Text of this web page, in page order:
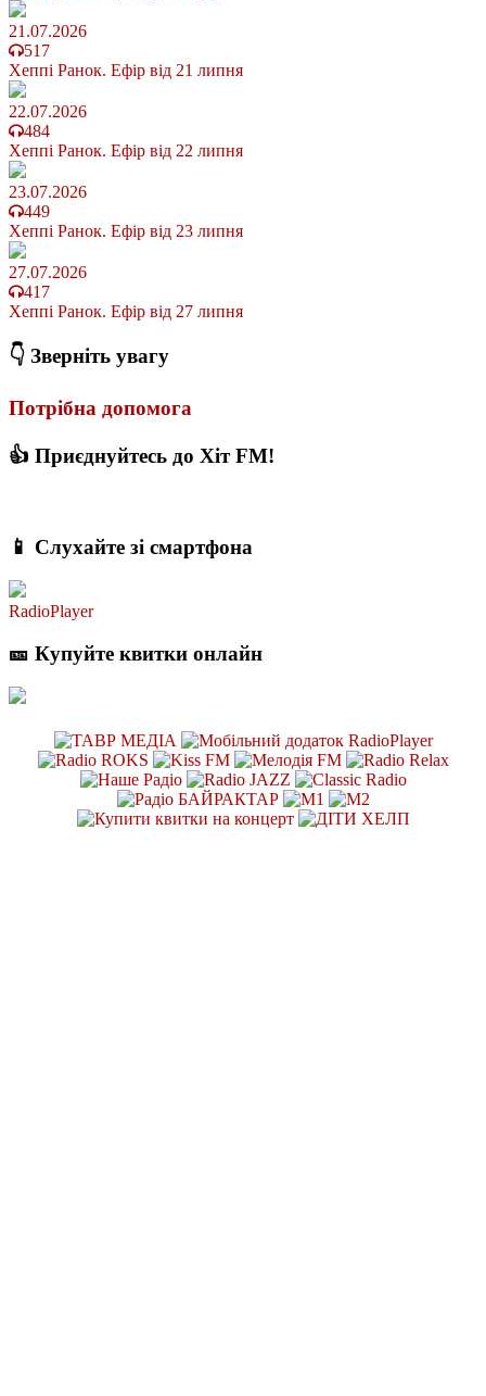
21.07.2026
517
Хеппі Ранок. Ефір від 21 липня
22.07.2026
484
Хеппі Ранок. Ефір від 22 липня
23.07.2026
449
Хеппі Ранок. Ефір від 23 липня
27.07.2026
417
Хеппі Ранок. Ефір від 27 липня
👇 Зверніть увагу
Потрібна допомога
👍 Приєднуйтесь до Хіт FM!
📱 Слухайте зі смартфона
RadioPlayer
🎫 Купуйте квитки онлайн